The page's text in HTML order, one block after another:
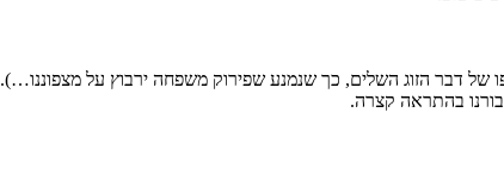
של דבר הזוג השלים, כך שנמנע שפירוק משפחה ירבוץ על מצפוננו…).
בהתראה קצרה.